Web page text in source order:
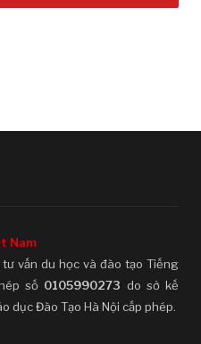
Nam
vấn du học và đào tạo Tiếng
số 0105990273 do sở kế
dục Đào Tạo Hà Nội cấp phép.